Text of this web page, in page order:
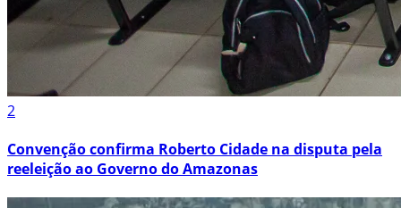
2
Convenção confirma Roberto Cidade na disputa pela
reeleição ao Governo do Amazonas